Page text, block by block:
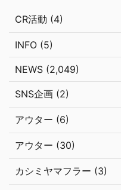
CR活動 (4)
INFO (5)
NEWS (2,049)
SNS企画 (2)
アウター (6)
アウター (30)
カシミヤマフラー (3)